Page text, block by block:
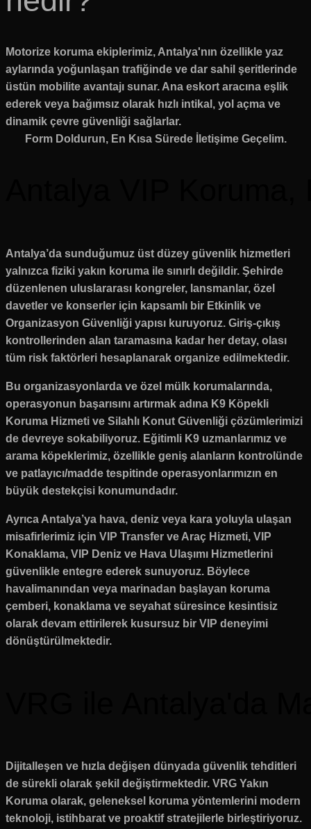
Motorize koruma ekiplerimiz, Antalya'nın özellikle yaz
aylarında yoğunlaşan trafiğinde ve dar sahil şeritlerinde
üstün mobilite avantajı sunar. Ana eskort aracına eşlik
ederek veya bağımsız olarak hızlı intikal, yol açma ve
dinamik çevre güvenliği sağlarlar.
Form Doldurun, En Kısa Sürede İletişime Geçelim.
Antalya’da sunduğumuz üst düzey güvenlik hizmetleri
yalnızca fiziki yakın koruma ile sınırlı değildir. Şehirde
düzenlenen uluslararası kongreler, lansmanlar, özel
davetler ve konserler için kapsamlı bir Etkinlik ve
Organizasyon Güvenliği yapısı kuruyoruz. Giriş-çıkış
kontrollerinden alan taramasına kadar her detay, olası
tüm risk faktörleri hesaplanarak organize edilmektedir.
Bu organizasyonlarda ve özel mülk korumalarında,
operasyonun başarısını artırmak adına K9 Köpekli
Koruma Hizmeti ve Silahlı Konut Güvenliği çözümlerimizi
de devreye sokabiliyoruz. Eğitimli K9 uzmanlarımız ve
arama köpeklerimiz, özellikle geniş alanların kontrolünde
ve patlayıcı/madde tespitinde operasyonlarımızın en
büyük destekçisi konumundadır.
Ayrıca Antalya’ya hava, deniz veya kara yoluyla ulaşan
misafirlerimiz için VIP Transfer ve Araç Hizmeti, VIP
Konaklama, VIP Deniz ve Hava Ulaşımı Hizmetlerini
güvenlikle entegre ederek sunuyoruz. Böylece
havalimanından veya marinadan başlayan koruma
çemberi, konaklama ve seyahat süresince kesintisiz
olarak devam ettirilerek kusursuz bir VIP deneyimi
dönüştürülmektedir.
Dijitalleşen ve hızla değişen dünyada güvenlik tehditleri
de sürekli olarak şekil değiştirmektedir. VRG Yakın
Koruma olarak, geleneksel koruma yöntemlerini modern
teknoloji, istihbarat ve proaktif stratejilerle birleştiriyoruz.